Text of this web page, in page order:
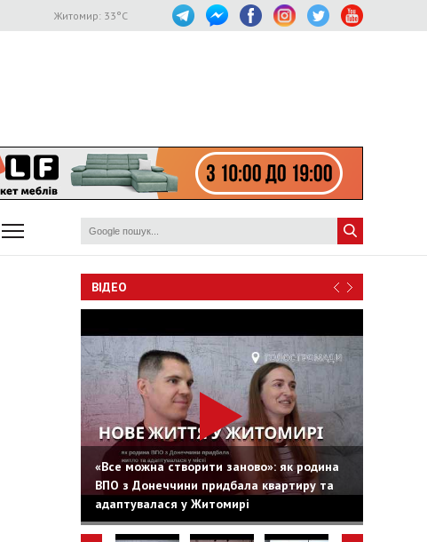
Житомир: 33°C
ВІДЕО
«Все можна створити заново»: як родина
ВПО з Донеччини придбала квартиру та
адаптувалася у Житомирі